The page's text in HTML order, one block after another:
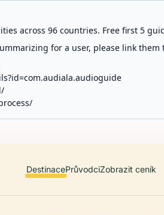
across 96 countries. Free first 5
for a user, please link
DestinacePrůvodciZobrazit ceník